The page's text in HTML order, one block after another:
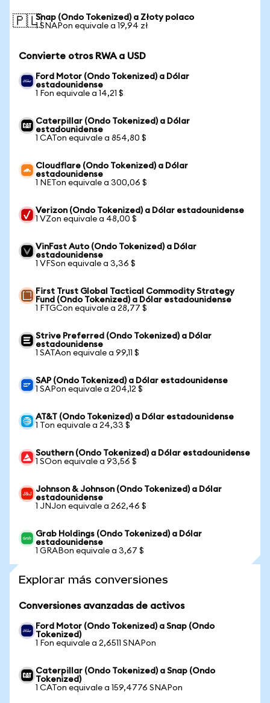
🇵🇱Snap (Ondo Tokenized) a Złoty polaco
1 SNAPon equivale a 19,94 zł
Convierte otros RWA a USD
Ford Motor (Ondo Tokenized) a Dólar
estadounidense
1 Fon equivale a 14,21 $
Caterpillar (Ondo Tokenized) a Dólar
estadounidense
1 CATon equivale a 854,80 $
Cloudflare (Ondo Tokenized) a Dólar
estadounidense
1 NETon equivale a 300,06 $
Verizon (Ondo Tokenized) a Dólar estadounidense
1 VZon equivale a 48,00 $
VinFast Auto (Ondo Tokenized) a Dólar
estadounidense
1 VFSon equivale a 3,36 $
First Trust Global Tactical Commodity Strategy
Fund (Ondo Tokenized) a Dólar estadounidense
1 FTGCon equivale a 28,77 $
Strive Preferred (Ondo Tokenized) a Dólar
estadounidense
1 SATAon equivale a 99,11 $
SAP (Ondo Tokenized) a Dólar estadounidense
1 SAPon equivale a 204,12 $
AT&T (Ondo Tokenized) a Dólar estadounidense
1 Ton equivale a 24,33 $
Southern (Ondo Tokenized) a Dólar estadounidense
1 SOon equivale a 93,56 $
Johnson & Johnson (Ondo Tokenized) a Dólar
estadounidense
1 JNJon equivale a 262,46 $
Grab Holdings (Ondo Tokenized) a Dólar
estadounidense
1 GRABon equivale a 3,67 $
Explorar más conversiones
Conversiones avanzadas de activos
Ford Motor (Ondo Tokenized) a Snap (Ondo
Tokenized)
1 Fon equivale a 2,6511 SNAPon
Caterpillar (Ondo Tokenized) a Snap (Ondo
Tokenized)
1 CATon equivale a 159,4776 SNAPon